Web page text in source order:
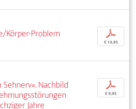
Körper-Problem
p
€ 14,95
Nachbild
Jahre
p
€ 9,95